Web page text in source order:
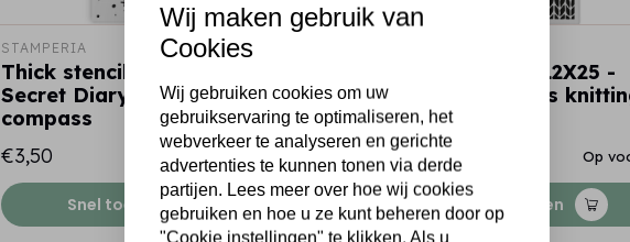
STAMPERIA
Thick stencil cm 12X25 -
Secret Diary cosmic
compass
€3,50
Op voorraad
Snel toevoegen
Thick stencil cm 12X25 -
Whispering woods
pattern
€3,50 €2,25 Op
Snel toevoegen
Wij maken gebruik van
Cookies
Wij gebruiken cookies om uw
gebruikservaring te optimaliseren, het
webverkeer te analyseren en gerichte
advertenties te kunnen tonen via derde
partijen. Lees meer over hoe wij cookies
gebruiken en hoe u ze kunt beheren door op
"Cookie instellingen" te klikken. Als u